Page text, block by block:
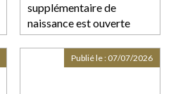
supplémentaire de
naissance est ouverte
Publié le : 07/07/2026